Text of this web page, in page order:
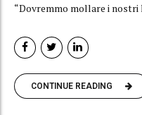
“Dovremmo mollare i nostri
CONTINUE READING